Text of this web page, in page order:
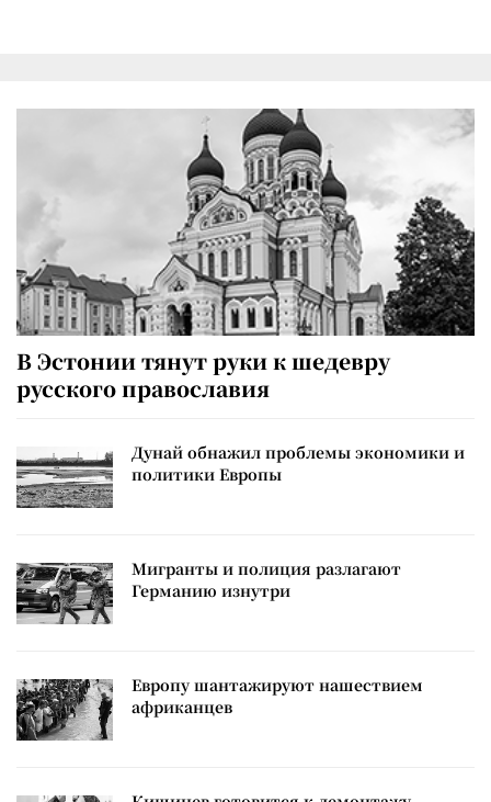
В Эстонии тянут руки к шедевру
русского православия
Дунай обнажил проблемы экономики и
политики Европы
Мигранты и полиция разлагают
Германию изнутри
Европу шантажируют нашествием
африканцев